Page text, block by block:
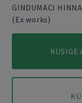
GINDUMACI
(Ex works)
KÜSIGE